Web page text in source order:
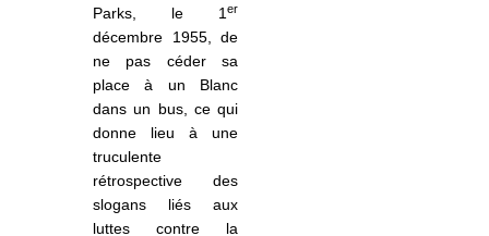
Parks, le 1er
décembre 1955, de
ne pas céder sa
place à un Blanc
dans un bus, ce qui
donne lieu à une
truculente
rétrospective des
slogans liés aux
luttes contre la